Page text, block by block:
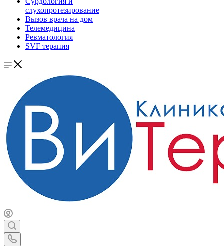
слухопротезирование
Вызов врача на дом
Телемедицина
Ревматология
SVF терапия